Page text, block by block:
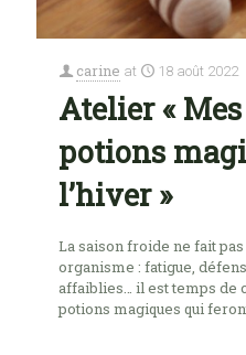
carine at 18 août 2022
Atelier «
potions
l’hiver »
La saison froide ne fait
organisme : fatigue,
affaiblies… il est temps de
potions magiques qui